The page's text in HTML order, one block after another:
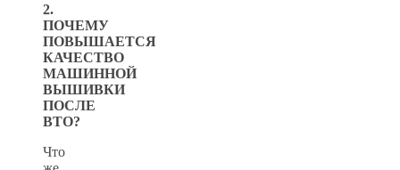
2.
ПОЧЕМУ
ПОВЫШАЕТСЯ
КАЧЕСТВО
МАШИННОЙ
ВЫШИВКИ
ПОСЛЕ
ВТО?
Что